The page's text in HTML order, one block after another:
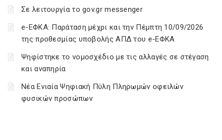
Σε λειτουργία το gov.gr messenger
e-ΕΦΚΑ: Παράταση μέχρι και την Πέμπτη 10/09/2026
της προθεσμίας υποβολής ΑΠΔ του e-ΕΦΚΑ
Ψηφίστηκε το νομοσχέδιο με τις αλλαγές σε στέγαση
και αναπηρία
Νέα Ενιαία Ψηφιακή Πύλη Πληρωμών οφειλών
φυσικών προσώπων